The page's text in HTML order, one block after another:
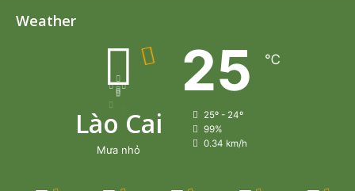
Weather
Lào Cai
Mưa nhỏ
25 ℃
25º - 24º
99%
0.34 km/h